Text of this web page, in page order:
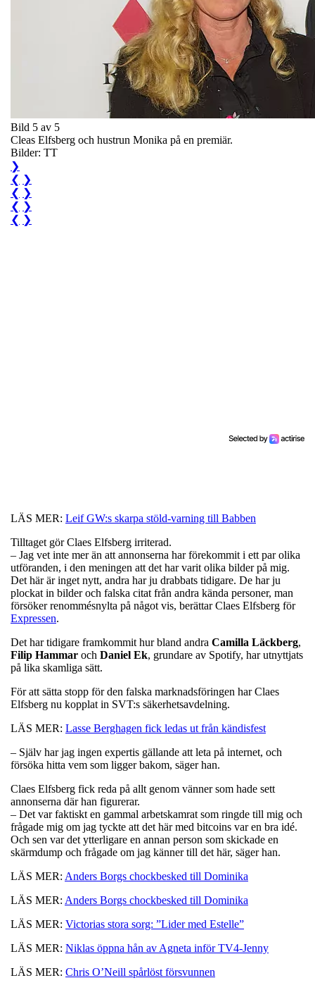
Bild 5 av 5
Cleas Elfsberg och hustrun Monika på en premiär.
Bilder: TT
❯
❮ ❯
❮ ❯
❮ ❯
❮ ❯
LÄS MER: Leif GW:s skarpa stöld-varning till Babben
Tilltaget gör Claes Elfsberg irriterad.
– Jag vet inte mer än att annonserna har förekommit i ett par olika
utföranden, i den meningen att det har varit olika bilder på mig.
Det här är inget nytt, andra har ju drabbats tidigare. De har ju
plockat in bilder och falska citat från andra kända personer, man
försöker renommésnylta på något vis, berättar Claes Elfsberg för
Expressen.
Det har tidigare framkommit hur bland andra Camilla Läckberg,
Filip Hammar och Daniel Ek, grundare av Spotify, har utnyttjats
på lika skamliga sätt.
För att sätta stopp för den falska marknadsföringen har Claes
Elfsberg nu kopplat in SVT:s säkerhetsavdelning.
LÄS MER: Lasse Berghagen fick ledas ut från kändisfest
– Själv har jag ingen expertis gällande att leta på internet, och
försöka hitta vem som ligger bakom, säger han.
Claes Elfsberg fick reda på allt genom vänner som hade sett
annonserna där han figurerar.
– Det var faktiskt en gammal arbetskamrat som ringde till mig och
frågade mig om jag tyckte att det här med bitcoins var en bra idé.
Och sen var det ytterligare en annan person som skickade en
skärmdump och frågade om jag känner till det här, säger han.
LÄS MER: Anders Borgs chockbesked till Dominika
LÄS MER: Anders Borgs chockbesked till Dominika
LÄS MER: Victorias stora sorg: ”Lider med Estelle”
LÄS MER: Niklas öppna hån av Agneta inför TV4-Jenny
LÄS MER: Chris O’Neill spårlöst försvunnen